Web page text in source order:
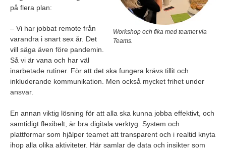
Workshop och fika med teamet via
Teams.
på flera plan:
– Vi har jobbat remote från
varandra i snart sex år. Det
vill säga även före pandemin.
Så vi är vana och har väl
inarbetade rutiner. För att det ska fungera krävs tillit och
inkluderande kommunikation. Men också mycket frihet under
ansvar.
En annan viktig lösning för att alla ska kunna jobba effektivt, och
samtidigt flexibelt, är bra digitala verktyg. System och
plattformar som hjälper teamet att transparent och i realtid knyta
ihop alla olika aktiviteter. Här samlar de data och insikter som